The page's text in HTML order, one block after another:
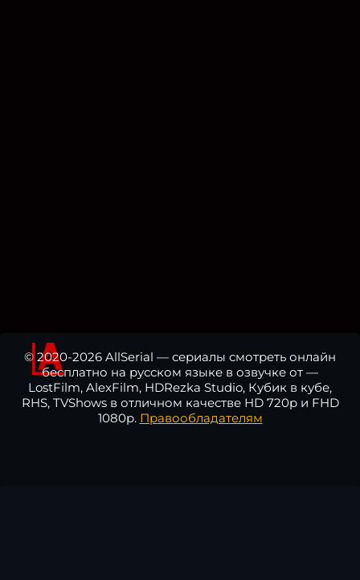
© 2020-2026 AllSerial — сериалы смотреть онлайн
бесплатно на русском языке в озвучке от —
LostFilm, AlexFilm, HDRezka Studio, Кубик в кубе,
RHS, TVShows в отличном качестве HD 720p и FHD
1080p. Правообладателям